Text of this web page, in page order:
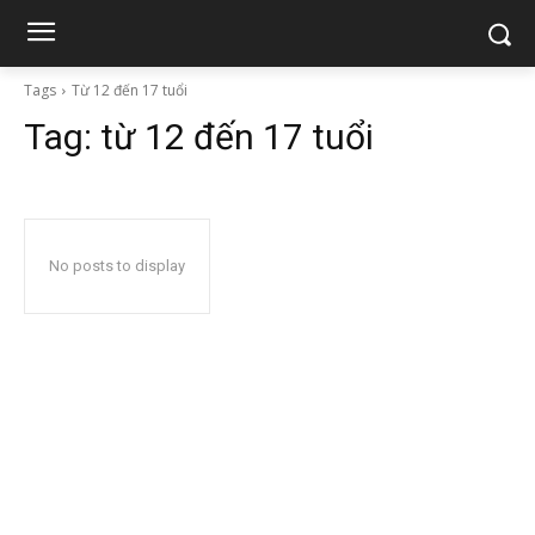
Tags Từ 12 đến 17 tuổi
Tag: từ 12 đến 17 tuổi
No posts to display